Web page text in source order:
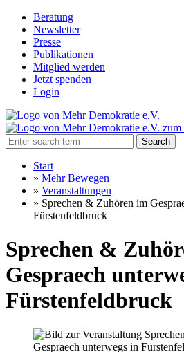
Beratung
Newsletter
Presse
Publikationen
Mitglied werden
Jetzt spenden
Login
Search
Start
» Mehr Bewegen
» Veranstaltungen
» Sprechen & Zuhören im
Fürstenfeldbruck
Sprechen &
Gespraech
Fürstenfeldbruck